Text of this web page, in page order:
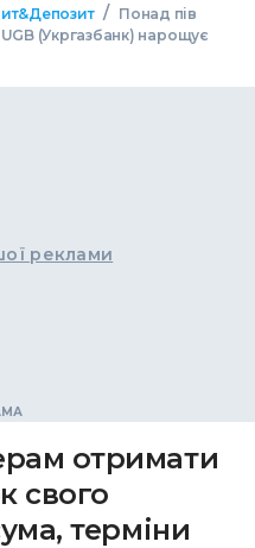
/ Понад пів
(Укргазбанк) нарощує
реклами
отримати
свого
терміни